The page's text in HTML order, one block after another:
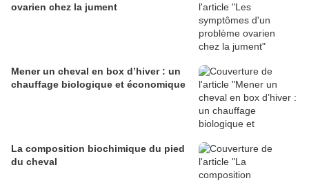
ovarien chez la jument
Mener un cheval en box d’hiver : un
chauffage biologique et économique
La composition biochimique du pied
du cheval